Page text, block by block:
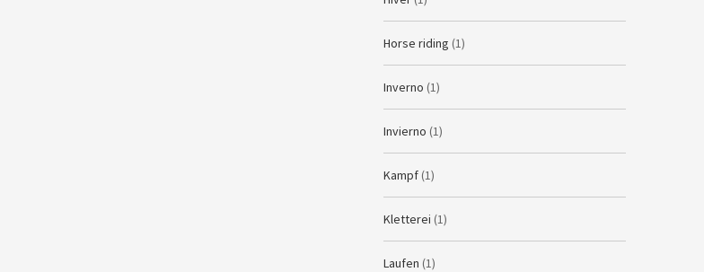
Horse riding (1)
Inverno (1)
Invierno (1)
Kampf (1)
Kletterei (1)
Laufen (1)